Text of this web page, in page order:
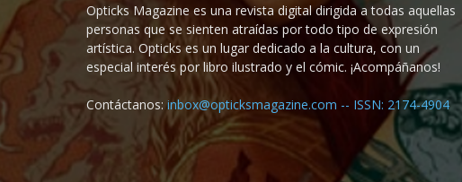
Opticks Magazine es una revista digital dirigida a todas aquellas
personas que se sienten atraídas por todo tipo de expresión
artística. Opticks es un lugar dedicado a la cultura, con un
especial interés por libro ilustrado y el cómic. ¡Acompáñanos!
Contáctanos:inbox@opticksmagazine.com -- ISSN: 2174-4904